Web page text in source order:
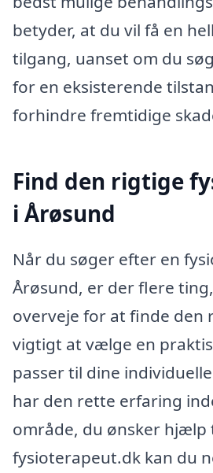
betyder, at du vil få en
tilgang, uanset om du
for en eksisterende
forhindre fremtidige
Find den rigtige
i Årøsund
Når du søger efter en
Årøsund, er der flere
overveje for at finde den
vigtigt at vælge en
passer til dine
har den rette erfaring
område, du ønsker hjælp
fysioterapeut.dk kan du